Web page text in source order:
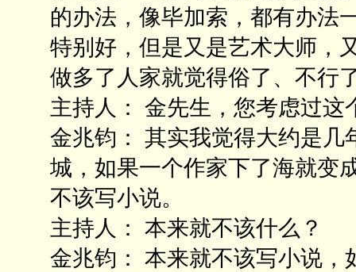
的办法，像毕加索，都有办法
特别好，但是又是艺术大师，
做多了人家就觉得俗了、不行
主持人： 金先生，您考虑过这
金兆钧： 其实我觉得大约是
城，如果一个作家下了海就变
不该写小说。
主持人： 本来就不该什么？
金兆钧： 本来就不该写小说